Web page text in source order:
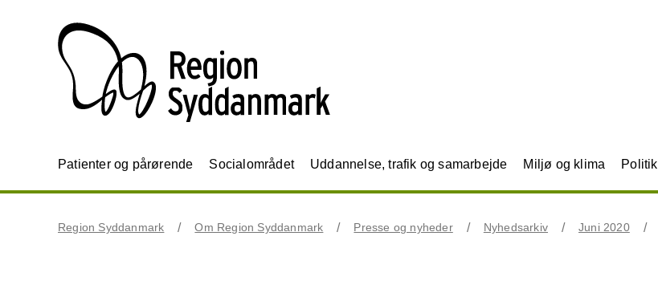
Patienter og pårørende Socialområdet Uddannelse, trafik og samarbejde Miljø og klima Politik
Region Syddanmark Om Region Syddanmark Presse og nyheder Nyhedsarkiv Juni 2020